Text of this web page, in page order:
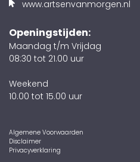
www.artsenvanmorgen.nl
Openingstijden:
Maandag t/m Vrijdag
08:30 tot 21.00 uur
Weekend
10.00 tot 15.00 uur
Algemene Voorwaarden
Disclaimer
Privacyverklaring